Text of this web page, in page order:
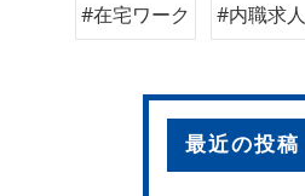
#在宅ワーク #内職求人
最近の投稿